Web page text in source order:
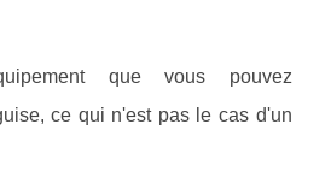
que vous pouvez
ce qui n'est pas le cas d'un